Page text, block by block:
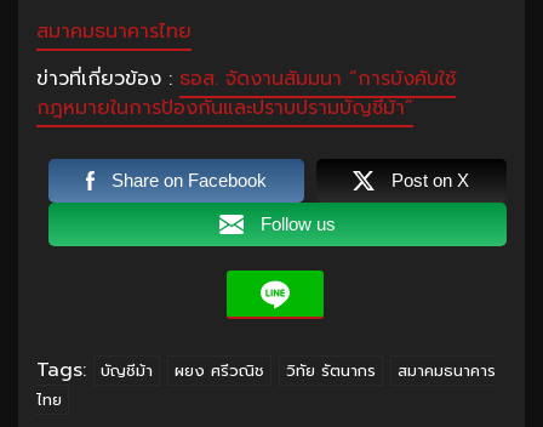
สมาคมธนาคารไทย
ข่าวที่เกี่ยวข้อง : ธอส. จัดงานสัมมนา “การบังคับใช้
กฎหมายในการป้องกันและปราบปรามบัญชีม้า”
Share on Facebook Post on X
Follow us
Tags: บัญชีม้า ผยง ศรีวณิช วิทัย รัตนากร
สมาคมธนาคาร
ไทย